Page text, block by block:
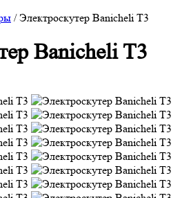
/Электроскутер Banicheli T3
Banicheli T3